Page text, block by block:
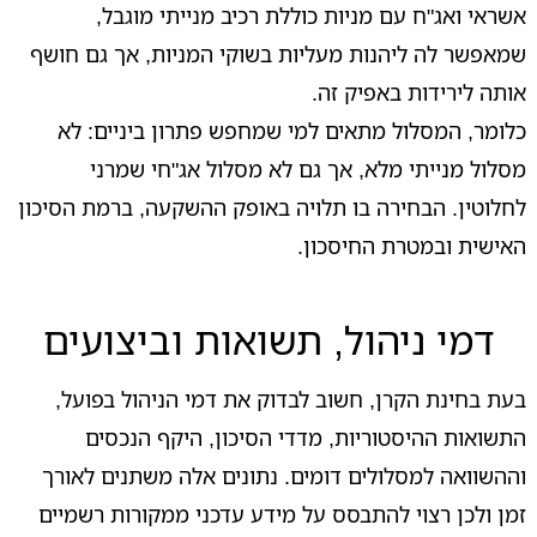
אשראי ואג"ח עם מניות כוללת רכיב מנייתי מוגבל,
שמאפשר לה ליהנות מעליות בשוקי המניות, אך גם חושף
אותה לירידות באפיק זה.
כלומר, המסלול מתאים למי שמחפש פתרון ביניים: לא
מסלול מנייתי מלא, אך גם לא מסלול אג"חי שמרני
לחלוטין. הבחירה בו תלויה באופק ההשקעה, ברמת הסיכון
האישית ובמטרת החיסכון.
דמי ניהול, תשואות וביצועים
בעת בחינת הקרן, חשוב לבדוק את דמי הניהול בפועל,
התשואות ההיסטוריות, מדדי הסיכון, היקף הנכסים
וההשוואה למסלולים דומים. נתונים אלה משתנים לאורך
זמן ולכן רצוי להתבסס על מידע עדכני ממקורות רשמיים